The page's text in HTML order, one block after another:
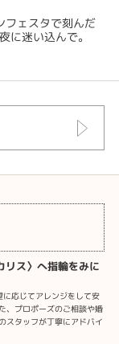
フェスタで刻んだ
に迷い込んで。
リス〉へ指輪をみに
応じてアレンジをして安
、プロポーズのご相談や婚
スタッフが丁寧にアドバイ